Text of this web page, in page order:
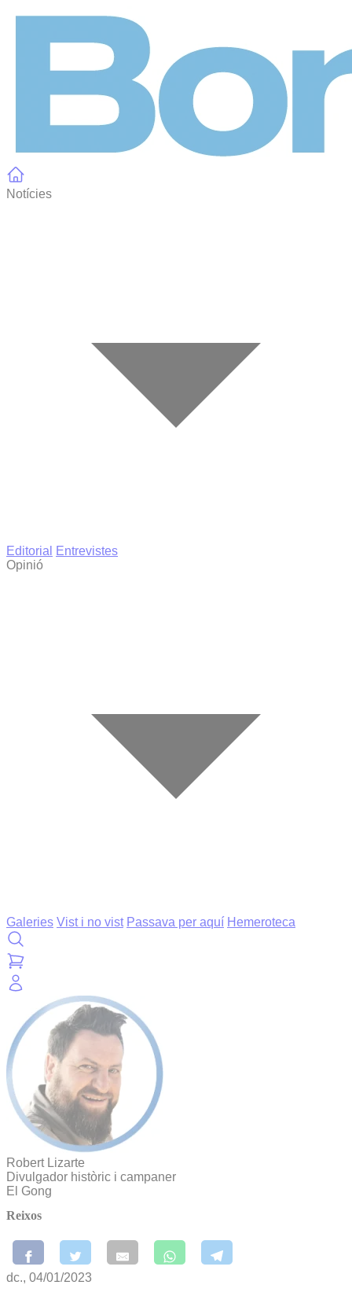
Notícies
Editorial
Entrevistes
Opinió
Galeries Vist i no vist Passava per aquí Hemeroteca
Robert Lizarte
Divulgador històric i campaner
El Gong
Reixos
dc., 04/01/2023